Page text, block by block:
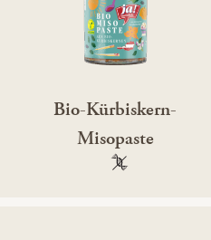
Bio-Kürbiskern-
Misopaste
100 %